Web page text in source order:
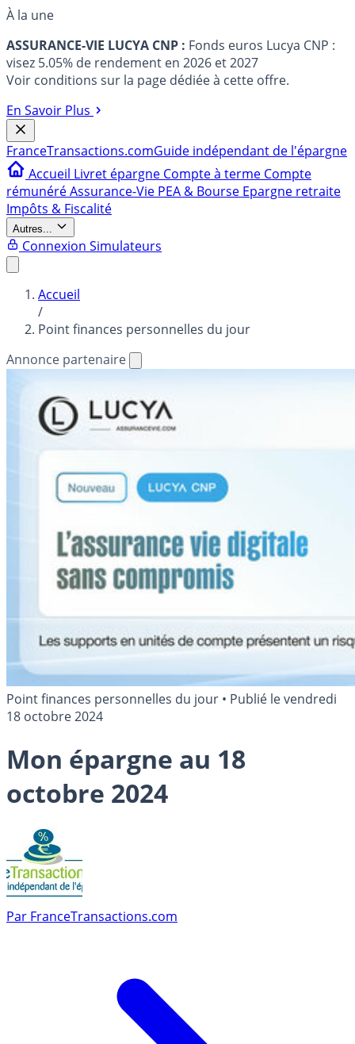
À la une
ASSURANCE-VIE LUCYA CNP : Fonds euros Lucya CNP :
visez 5.05% de rendement en 2026 et 2027
Voir conditions sur la page dédiée à cette offre.
En Savoir Plus
FranceTransactions.comGuide indépendant de l'épargne
Accueil Livret épargne Compte à terme Compte
rémunéréAssurance-Vie PEA & Bourse Epargne retraite
Impôts & Fiscalité
Autres...
Connexion Simulateurs
Accueil
/
Point finances personnelles du jour
Annonce partenaire
Point finances personnelles du jour • Publié levendredi
18 octobre 2024
Mon épargne au 18
octobre 2024
Par FranceTransactions.com